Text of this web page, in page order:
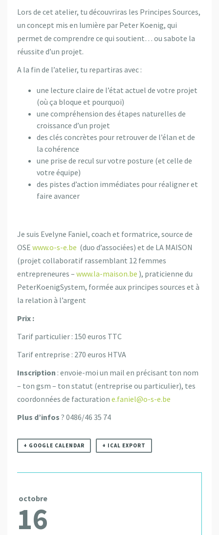
Lors de cet atelier, tu découvriras les Principes Sources,
un concept mis en lumière par Peter Koenig, qui
permet de comprendre ce qui soutient… ou sabote la
réussite d’un projet.
A la fin de l’atelier, tu repartiras avec :
une lecture claire de l’état actuel de votre projet
(où ça bloque et pourquoi)
une compréhension des étapes naturelles de
croissance d’un projet
des clés concrètes pour retrouver de l’élan et de
la cohérence
une prise de recul sur votre posture (et celle de
votre équipe)
des pistes d’action immédiates pour réaligner et
faire avancer
Je suis Evelyne Faniel, coach et formatrice, source de
OSE www.o-s-e.be (duo d’associées) et de LA MAISON
(projet collaboratif rassemblant 12 femmes
entrepreneures – www.la-maison.be ), praticienne du
PeterKoenigSystem, formée aux principes sources et à
la relation à l’argent
Prix :
Tarif particulier : 150 euros TTC
Tarif entreprise : 270 euros HTVA
Inscription : envoie-moi un mail en précisant ton nom
– ton gsm – ton statut (entreprise ou particulier), tes
coordonnées de facturation e.faniel@o-s-e.be
Plus d’infos ? 0486/46 35 74
+ GOOGLE CALENDAR + ICAL EXPORT
octobre
16